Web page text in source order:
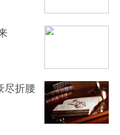
尽折腰